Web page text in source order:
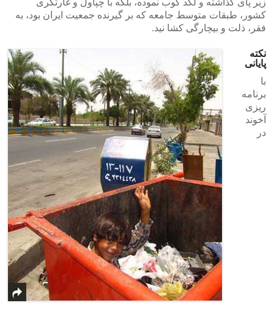
زیر پای گذاشته و لگد کوب نموده، بلکه با چپاول و غارتگری
کشور، طبقات متوسط جامعه که بر گیرنده جمعیت ایران بود، به
فقر، ذلت و بیچارگی کشا نید.
نکته
پایانی
با
برنامه
ریزی
آخوند
در
<